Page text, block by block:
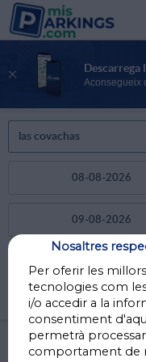
Distància
Parking a Las
Nosaltres
Per oferir les
tecnologies com
i/o accedir a la
consentiment
permetrà
comportament de
Descarrega
Aconsegueix